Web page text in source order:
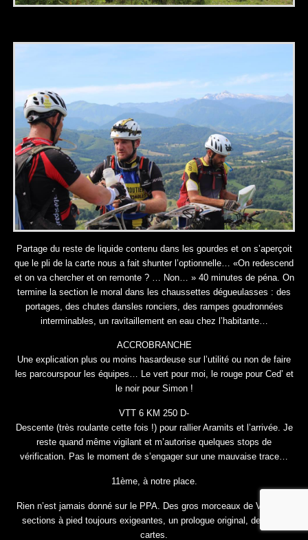
Partage du reste de liquide contenu dans les gourdes et on s’aperçoit
que le pli de la carte nous a fait shunter l’optionnelle… «On redescend
et on va chercher et on remonte ? … Non… » 40 minutes de péna. On
termine la section le moral dans les chaussettes dégueulasses : des
portages, des chutes dansles ronciers, des rampes goudronnées
interminables, un ravitaillement en eau chez l’habitante…
ACCROBRANCHE
Une explication plus ou moins hasardeuse sur l’utilité ou non de faire
les parcourspour les équipes… Le vert pour moi, le rouge pour Ced’ et
le noir pour Simon !
VTT 6 KM 250 D-
Descente (très roulante cette fois !) pour rallier Aramits et l’arrivée. Je
reste quand même vigilant et m’autorise quelques stops de
vérification. Pas le moment de s’engager sur une mauvaise trace…
11ème, à notre place.
Rien n’est jamais donné sur le PPA. Des gros morceaux de VTT, des
sections à pied toujours exigeantes, un prologue original, de belles
cartes.